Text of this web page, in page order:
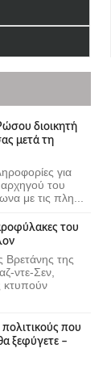
διοικητή
μετά τη
για
του
με τις πλη...
του
Βρετάνης της
ντε-Σεν,
κτυπούν
που
ξεφύγετε –